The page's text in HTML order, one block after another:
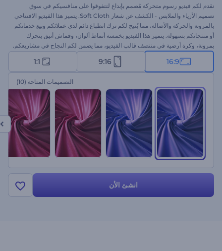
نقدم لكم فيديو رسوم متحركة مُصمم بإبداع لتتفوقوا على منافسيكم في سوق
تصميم الأزياء والملابس - الكشف عن شعار Soft Cloth. يتميز هذا الفيديو الافتتاحي
بالمرونة والحركة والأصالة، مما يُتيح لكم ترك انطباع دائم لدى عملائكم وبيع خدماتكم
أو منتجاتكم بسهولة. يتميز هذا الفيديو بخمسة أنماط ألوان، وقماش أنيق يتحرك
بمرونة، وكرة أرضية في منتصف قالب الفيديو، مما يضمن لكم النجاح في مشاريعكم.
مثالي لاستوديوهات الخياطة، وماركات ملابس الموضة، وخدمات التصميم الشخصي،
وغيرها الكثير من المشاريع ذات الصلة. جرّبوه الآن!
16:9
9:16
1:1
التصميمات المتاحة (10)
انشئ الأن